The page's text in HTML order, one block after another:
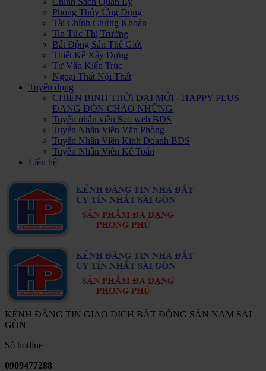
Phong Thủy Ứng Dụng
Tài Chính Chứng Khoán
Tin Tức Thị Trường
Bất Động Sản Thế Giới
Thiết Kế Xây Dựng
Tư Vấn Kiến Trúc
Ngoại Thất Nội Thất
Tuyển dụng
CHIẾN BINH THỜI ĐẠI MỚI - HAPPY PLUS
ĐANG ĐÓN CHÀO NHỮNG
Tuyển nhân viên Seo web BDS
Tuyển Nhân Viên Văn Phòng
Tuyển Nhân Viên Kinh Doanh BDS
Tuyển Nhân Viên Kế Toán
Liên hệ
KÊNH ĐĂNG TIN GIAO DỊCH BẤT ĐỘNG SẢN NAM SÀI
GÒN
Số hotline
0909477288